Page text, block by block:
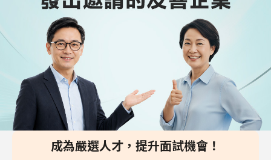
成為嚴選人才，提升面試機會！